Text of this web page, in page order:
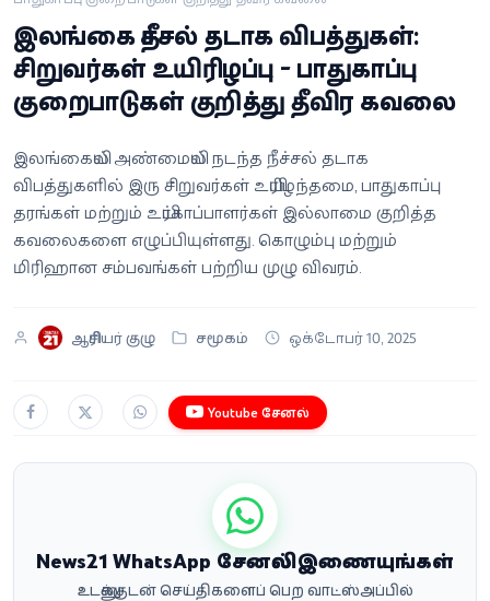
வீடியோ
வணிகம்
வெப்ஸ்டோரி
தமிழ்
இலங்கை நீச்சல் தடாக விபத்துகள்:
சிறுவர்கள் உயிரிழப்பு - பாதுகாப்பு
குறைபாடுகள் குறித்து தீவிர கவலை
இலங்கையில் அண்மையில் நடந்த நீச்சல் தடாக
விபத்துகளில் இரு சிறுவர்கள் உயிரிழந்தமை, பாதுகாப்பு
தரங்கள் மற்றும் உயிர்காப்பாளர்கள் இல்லாமை குறித்த
கவலைகளை எழுப்பியுள்ளது. கொழும்பு மற்றும்
மிரிஹான சம்பவங்கள் பற்றிய முழு விவரம்.
ஆசிரியர் குழு சமூகம் ஒக்டோபர் 10, 2025
Youtube சேனல்
News21 WhatsApp சேனலில் இணையுங்கள்
உடனுக்குடன் செய்திகளைப் பெற வாட்ஸ்அப்பில்